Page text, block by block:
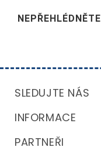
NEPŘEHLÉDNĚTE
SLEDUJTE NÁS
INFORMACE
PARTNEŘI